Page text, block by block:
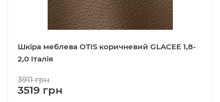
Шкіра меблева OTIS коричневий GLACEE 1,8-
2,0 Італія
3519 грн
3911 грн